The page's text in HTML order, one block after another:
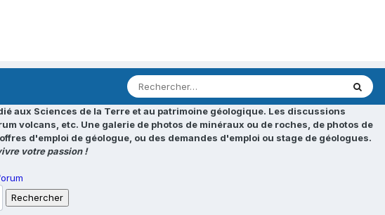
aux Sciences de la Terre et au patrimoine géologique. Les discussions
volcans, etc. Une galerie de photos de minéraux ou de roches, de photos de
d'emploi de géologue, ou des demandes d'emploi ou stage de géologues.
votre passion !